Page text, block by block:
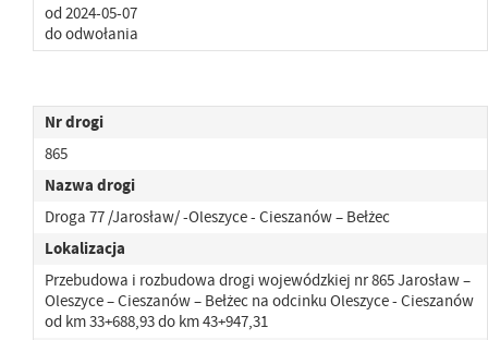
od 2024-05-07
do odwołania
Nr drogi
865
Nazwa drogi
Droga 77 /Jarosław/ -Oleszyce - Cieszanów – Bełżec
Lokalizacja
Przebudowa i rozbudowa drogi wojewódzkiej nr 865 Jarosław –
Oleszyce – Cieszanów – Bełżec na odcinku Oleszyce - Cieszanów
od km 33+688,93 do km 43+947,31